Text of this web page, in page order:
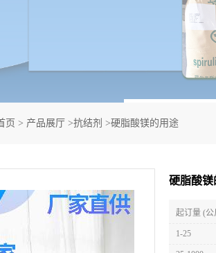
页 > 产品展厅 >抗结剂 >硬脂酸镁的用途
硬脂酸镁
起订量 (公
1-25